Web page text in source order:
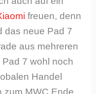
freuen, denn
das neue Pad 7
aus mehreren
7 wohl noch
Handel
zum MWC Ende